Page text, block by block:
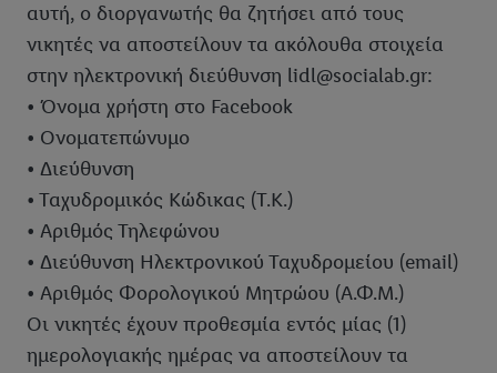
αυτή, ο διοργανωτής θα ζητήσει από τους
νικητές να αποστείλουν τα ακόλουθα στοιχεία
στην ηλεκτρονική διεύθυνση lidl@socialab.gr:
• Όνομα χρήστη στο Facebook
• Ονοματεπώνυμο
• Διεύθυνση
• Ταχυδρομικός Κώδικας (Τ.Κ.)
• Αριθμός Τηλεφώνου
• Διεύθυνση Ηλεκτρονικού Ταχυδρομείου (email)
• Αριθμός Φορολογικού Μητρώου (Α.Φ.Μ.)
Οι νικητές έχουν προθεσμία εντός μίας (1)
ημερολογιακής ημέρας να αποστείλουν τα